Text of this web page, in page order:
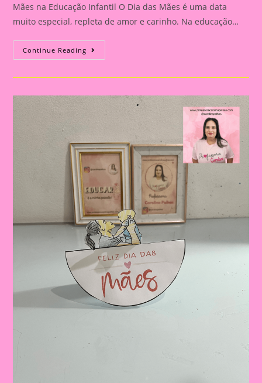
Mães na Educação Infantil O Dia das Mães é uma data
muito especial, repleta de amor e carinho. Na educação…
Continue Reading Atividade
Dia